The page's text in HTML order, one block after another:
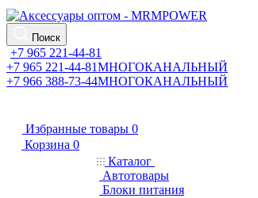
Поиск
+7 965 221-44-81
+7 965 221-44-81МНОГОКАНАЛЬНЫЙ
+7 966 388-73-44МНОГОКАНАЛЬНЫЙ
Избранные товары 0
Корзина 0
Каталог
Автотовары
Блоки питания